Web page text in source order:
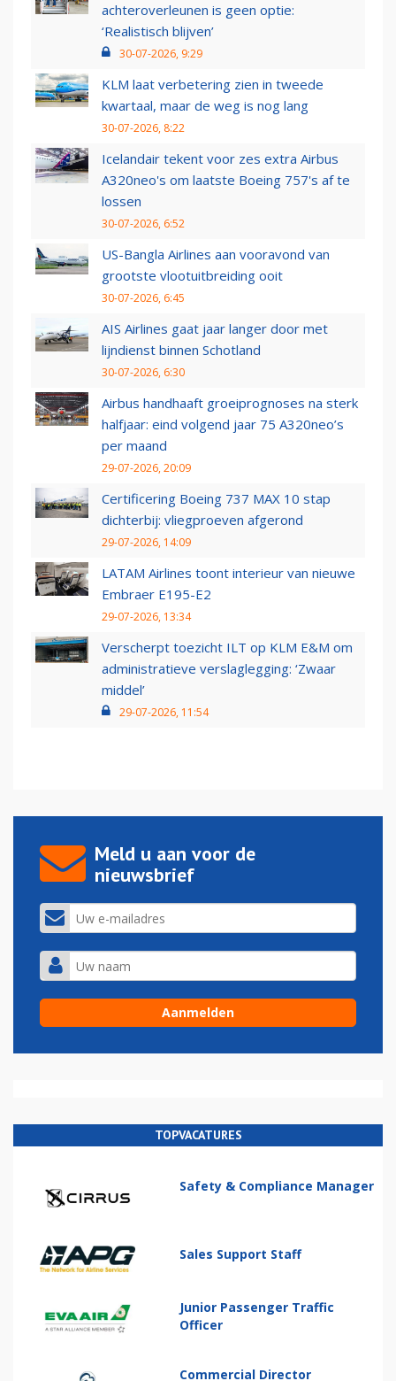
achteroverleunen is geen optie:
‘Realistisch blijven’
30-07-2026, 9:29
KLM laat verbetering zien in tweede
kwartaal, maar de weg is nog lang
30-07-2026, 8:22
Icelandair tekent voor zes extra Airbus
A320neo's om laatste Boeing 757's af te
lossen
30-07-2026, 6:52
US-Bangla Airlines aan vooravond van
grootste vlootuitbreiding ooit
30-07-2026, 6:45
AIS Airlines gaat jaar langer door met
lijndienst binnen Schotland
30-07-2026, 6:30
Airbus handhaaft groeiprognoses na sterk
halfjaar: eind volgend jaar 75 A320neo’s
per maand
29-07-2026, 20:09
Certificering Boeing 737 MAX 10 stap
dichterbij: vliegproeven afgerond
29-07-2026, 14:09
LATAM Airlines toont interieur van nieuwe
Embraer E195-E2
29-07-2026, 13:34
Verscherpt toezicht ILT op KLM E&M om
administratieve verslaglegging: ‘Zwaar
middel’
29-07-2026, 11:54
Meld u aan voor de
nieuwsbrief
TOPVACATURES
Safety & Compliance Manager
Sales Support Staff
Junior Passenger Traffic
Officer
Commercial Director